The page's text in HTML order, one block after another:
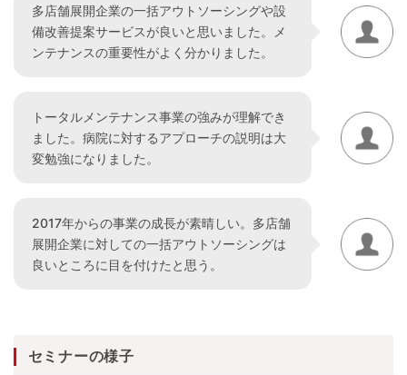
多店舗展開企業の一括アウトソーシングや設
備改善提案サービスが良いと思いました。メ
ンテナンスの重要性がよく分かりました。
トータルメンテナンス事業の強みが理解でき
ました。病院に対するアプローチの説明は大
変勉強になりました。
2017年からの事業の成長が素晴しい。多店舗
展開企業に対しての一括アウトソーシングは
良いところに目を付けたと思う。
セミナーの様子